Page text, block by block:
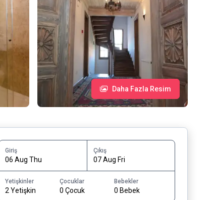
Daha Fazla Resim
Giriş
06 Aug Thu
Çıkış
07 Aug Fri
Yetişkinler
2 Yetişkin
Çocuklar
0 Çocuk
Bebekler
0 Bebek